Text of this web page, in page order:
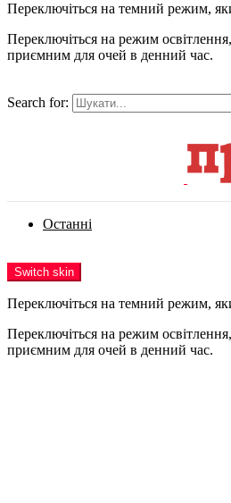
Переключіться на темний режим,
Переключіться на режим
приємним для очей в денний час.
Search for:
Останні
Switch skin
Переключіться на темний режим,
Переключіться на режим
приємним для очей в денний час.